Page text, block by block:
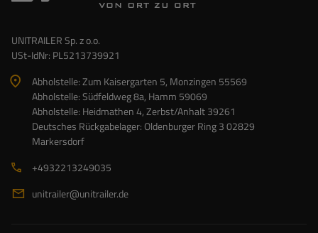
UNITRAILER Sp. z o.o.
USt-IdNr: PL5213739921
Abholstelle: Zum Kaisergarten 5, Monzingen 55569
Abholstelle: Südfeldweg 8a, Hamm 59069
Abholstelle: Heidmathen 4, Zerbst/Anhalt 39261
Deutsches Rückgabelager: Oldenburger Ring 3 02829
Markersdorf
+4932213249035
unitrailer@unitrailer.de